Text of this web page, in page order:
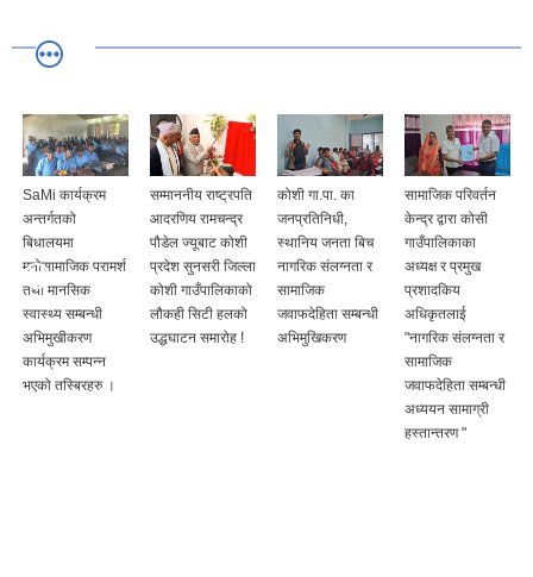
SaMi कार्यक्रम
अन्तर्गतको
बिधालयमा
मनोसामाजिक परामर्श
तथा मानसिक
स्वास्थ्य सम्बन्धी
अभिमुखीकरण
कार्यक्रम सम्पन्न
भएको तस्बिरहरु ।
सम्माननीय राष्ट्रपति
आदरणिय रामचन्द्र
पौडेल ज्यूबाट कोशी
प्रदेश सुनसरी जिल्ला
कोशी गाउँपालिकाको
लौकही सिटी हलको
उद्धघाटन समारोह !
कोशी गा.पा. का
जनप्रतिनिधी,
स्थानिय जनता बिच
नागरिक संलग्नता र
सामाजिक
जवाफदेहिता सम्बन्धी
अभिमुखिकरण
सामाजिक परिवर्तन
केन्द्र द्वारा कोसी
गाउँपालिकाका
अध्यक्ष र प्रमुख
प्रशादकिय
अधिकृतलाई
"नागरिक संलग्नता र
सामाजिक
जवाफदेहिता सम्बन्धी
अध्ययन सामाग्री
हस्तान्तरण "